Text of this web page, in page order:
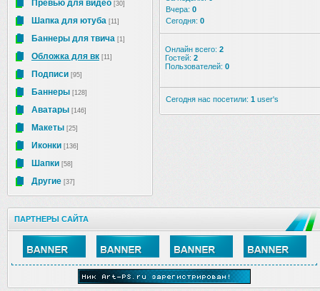
Превью для видео [30]
Шапка для ютуба [11]
Баннеры для твича [1]
Обложка для вк [11]
Подписи [95]
Баннеры [128]
Аватары [146]
Макеты [25]
Иконки [136]
Шапки [58]
Другие [37]
Вчера: 0
Сегодня: 0
Онлайн всего: 2
Гостей: 2
Пользователей: 0
Сегодня нас посетили: 1 user's
ПАРТНЕРЫ САЙТА